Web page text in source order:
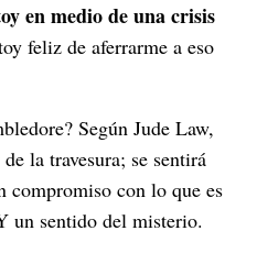
en medio de una crisis
feliz de aferrarme a eso
Según Jude Law,
la travesura; se sentirá
compromiso con lo que es
un sentido del misterio.